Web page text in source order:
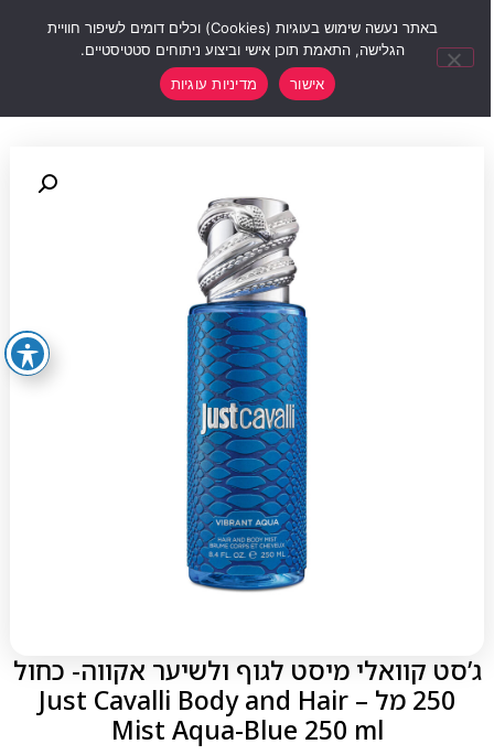
ג’סט קוואלי מיסט לגוף ולשיער אקווה- כחול
250 מל – Just Cavalli Body and Hair
Mist Aqua-Blue 250 ml
באתר נעשה שימוש בעוגיות (Cookies) וכלים דומים לשיפור חוויית
הגלישה, התאמת תוכן אישי וביצוע ניתוחים סטטיסטיים.
אישור
מדיניות עוגיות